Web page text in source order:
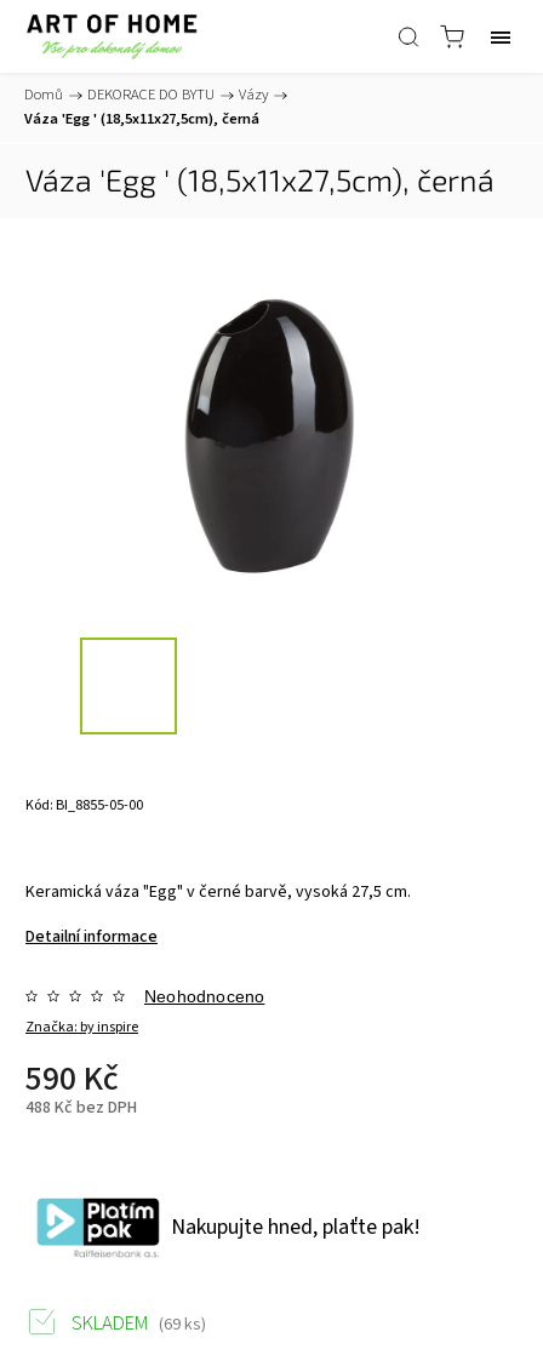
Domů / DEKORACE DO BYTU / Vázy /
Váza 'Egg ' (18,5x11x27,5cm), černá
Váza 'Egg ' (18,5x11x27,5cm), černá
Kód:BI_8855-05-00
Keramická váza "Egg" v černé barvě, vysoká 27,5 cm.
Detailní informace
Značka:by inspire
Neohodnoceno
590 Kč
488 Kč bez DPH
Nakupujte hned, plaťte pak!
SKLADEM (69 ks)